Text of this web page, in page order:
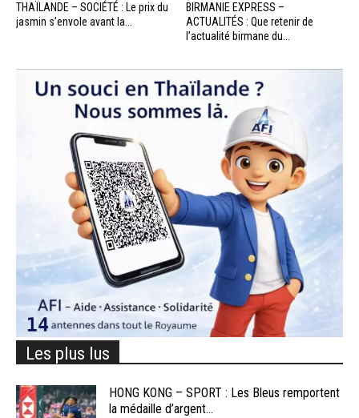
THAÏLANDE – SOCIÉTÉ : Le prix du
jasmin s’envole avant la...
BIRMANIE EXPRESS –
ACTUALITÉS : Que retenir de
l’actualité birmane du...
Les plus lus
HONG KONG – SPORT : Les Bleus remportent
la médaille d’argent...